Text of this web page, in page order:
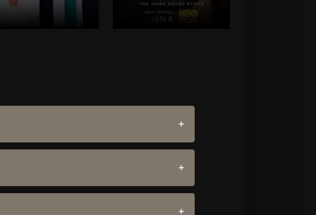
[catlist=6,7] [/catlist]
[/xfnotgiven_quality]
8.6
персональные данные и не
интернет-соединения. Очистите кэш